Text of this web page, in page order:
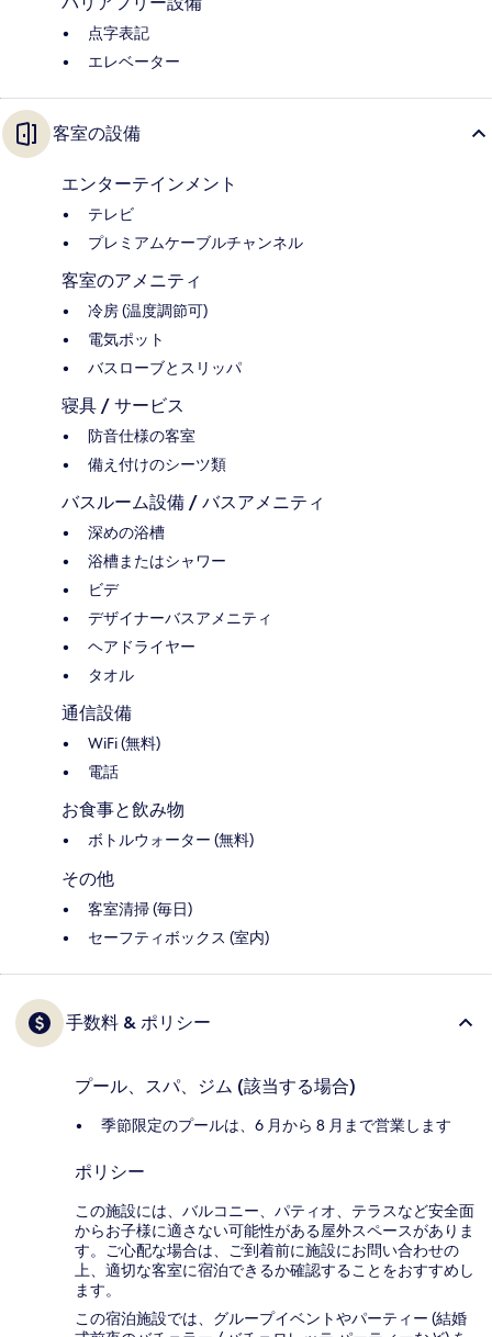
点字表記
エレベーター
客室の設備
エンターテインメント
テレビ
プレミアムケーブルチャンネル
客室のアメニティ
冷房 (温度調節可)
電気ポット
バスローブとスリッパ
寝具 / サービス
防音仕様の客室
備え付けのシーツ類
バスルーム設備 / バスアメニティ
深めの浴槽
浴槽またはシャワー
ビデ
デザイナーバスアメニティ
ヘアドライヤー
タオル
通信設備
WiFi (無料)
電話
お食事と飲み物
ボトルウォーター (無料)
その他
客室清掃 (毎日)
セーフティボックス (室内)
手数料 & ポリシー
プール、スパ、ジム (該当する場合)
季節限定のプールは、6 月から 8 月まで営業します
ポリシー
この施設には、バルコニー、パティオ、テラスなど安全面
からお子様に適さない可能性がある屋外スペースがありま
す。ご心配な場合は、ご到着前に施設にお問い合わせの
上、適切な客室に宿泊できるか確認することをおすすめし
ます。
この宿泊施設では、グループイベントやパーティー (結婚